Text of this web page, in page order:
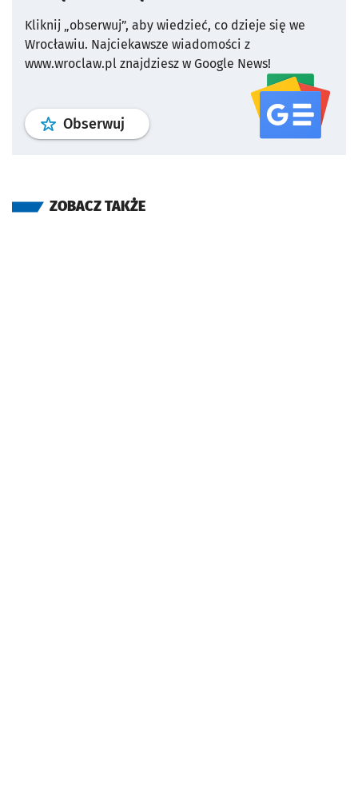
Kliknij „obserwuj”, aby wiedzieć, co dzieje się we
Wrocławiu. Najciekawsze wiadomości z
www.wroclaw.pl znajdziesz w Google News!
Obserwuj profil serwisu
ZOBACZ TAKŻE